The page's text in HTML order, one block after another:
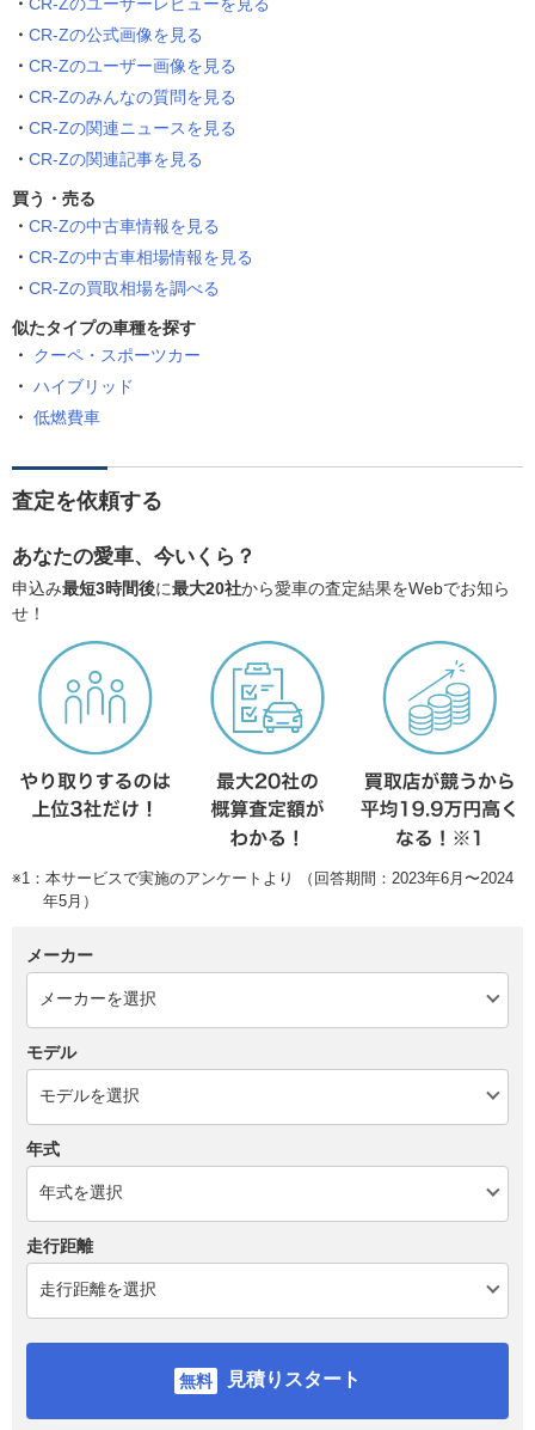
CR-Zの公式画像を見る
CR-Zのユーザー画像を見る
CR-Zのみんなの質問を見る
CR-Zの関連ニュースを見る
CR-Zの関連記事を見る
買う・売る
CR-Zの中古車情報を見る
CR-Zの中古車相場情報を見る
CR-Zの買取相場を調べる
似たタイプの車種を探す
クーペ・スポーツカー
ハイブリッド
低燃費車
査定を依頼する
あなたの愛車、今いくら？
申込み最短3時間後に最大20社から愛車の査定結果をWebでお知ら
せ！
※1：本サービスで実施のアンケートより （回答期間：2023年6月〜2024
年5月）
メーカー
モデル
年式
走行距離
見積りスタート